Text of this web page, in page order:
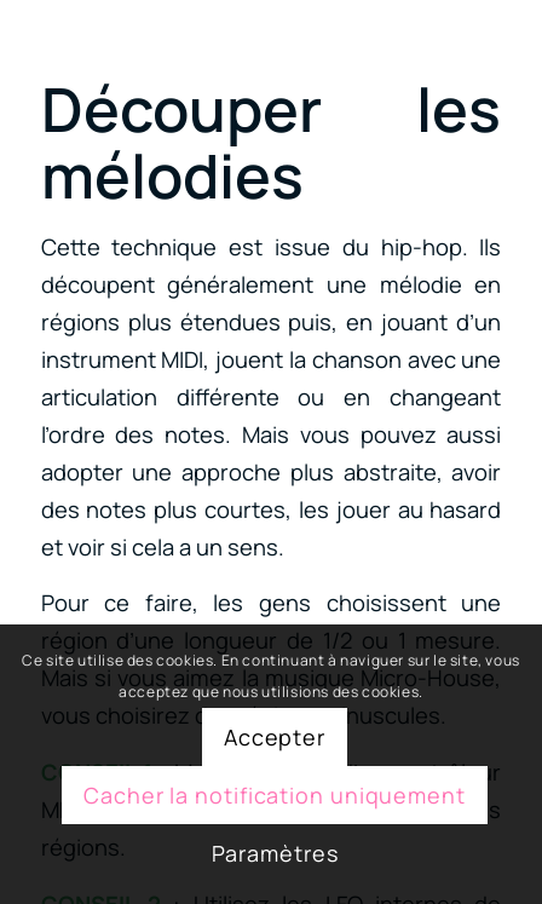
Découper les
mélodies
Cette technique est issue du hip-hop. Ils
découpent généralement une mélodie en
régions plus étendues puis, en jouant d’un
instrument MIDI, jouent la chanson avec une
articulation différente ou en changeant
l’ordre des notes. Mais vous pouvez aussi
adopter une approche plus abstraite, avoir
des notes plus courtes, les jouer au hasard
et voir si cela a un sens.
Pour ce faire, les gens choisissent une
région d’une longueur de 1/2 ou 1 mesure.
Mais si vous aimez la musique Micro-House,
vous choisirez des régions minuscules.
CONSEIL 1: Munissez-vous d’un contrôleur
MIDI pour expérimenter la lecture des
régions.
Ce site utilise des cookies. En continuant à naviguer sur le site, vous
acceptez que nous utilisions des cookies.
Accepter
Cacher la notification uniquement
Paramètres